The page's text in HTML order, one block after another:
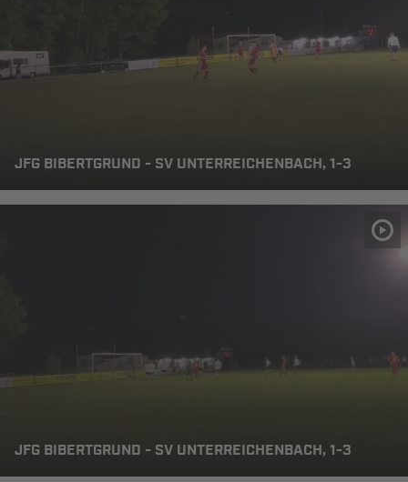
JFG BIBERTGRUND - SV UNTERREICHENBACH, 1-3
JFG BIBERTGRUND - SV UNTERREICHENBACH, 1-3